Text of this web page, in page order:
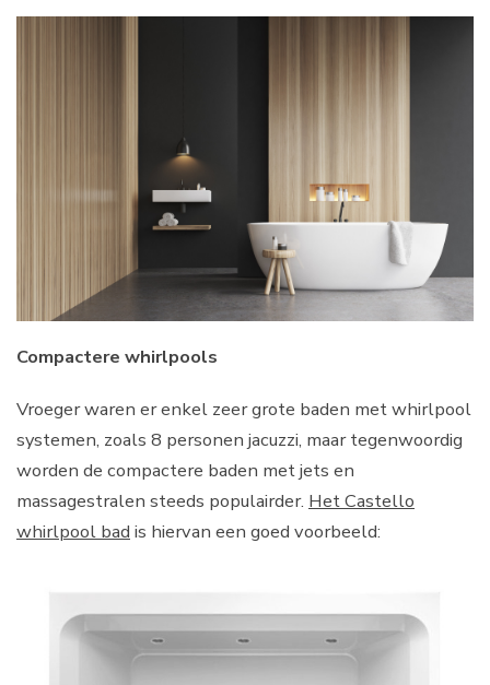
Compactere whirlpools
Vroeger waren er enkel zeer grote baden met whirlpool
systemen, zoals 8 personen jacuzzi, maar tegenwoordig
worden de compactere baden met jets en
massagestralen steeds populairder. Het Castello
whirlpool bad is hiervan een goed voorbeeld: